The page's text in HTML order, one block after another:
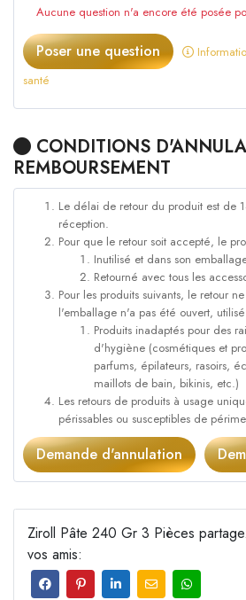
Aucune question n'a encore été posée
Poser une question
santé
CONDITIONS
REMBOURSEMENT
Le délai de retour du produit est de
réception.
Pour que le retour soit accepté, le
Inutilisé et dans son
Retourné avec tous les
Pour les produits suivants, le retour
l'emballage n'a pas été ouvert,
Produits inadaptés pour des
d'hygiène (cosmétiques et
parfums, épilateurs, rasoirs,
maillots de bain, bikinis, etc.)
Les retours de produits à usage
périssables ou susceptibles de
Demande d'annulation
Ziroll Pâte 240 Gr 3 Pièces
vos amis: